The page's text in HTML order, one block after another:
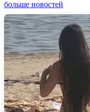
больше новостей